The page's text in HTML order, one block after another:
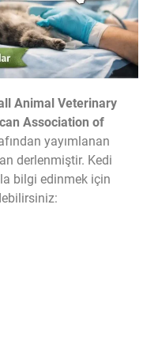
Animal Veterinary
Association of
yayımlanan
derlenmiştir. Kedi
bilgi edinmek için